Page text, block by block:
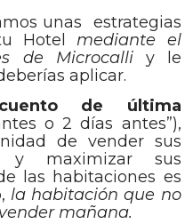
unas estrategias
Hotel mediante el
de Microcalliy le
aplicar.
de última
o 2 días antes”),
de vender sus
y maximizar sus
las habitaciones es
la habitación que no
mañana.